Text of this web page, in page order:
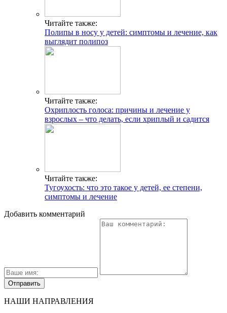
Читайте также:
Полипы в носу у детей: симптомы и лечение, как
выглядит полипоз
Читайте также:
Охриплость голоса: причины и лечение у
взрослых – что делать, если хриплый и садится
Читайте также:
Тугоухость: что это такое у детей, ее степени,
симптомы и лечение
Добавить комментарий
НАШИ НАПРАВЛЕНИЯ